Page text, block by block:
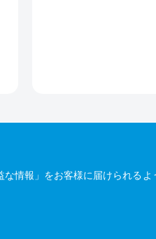
情報」をお客様に届けられるよ